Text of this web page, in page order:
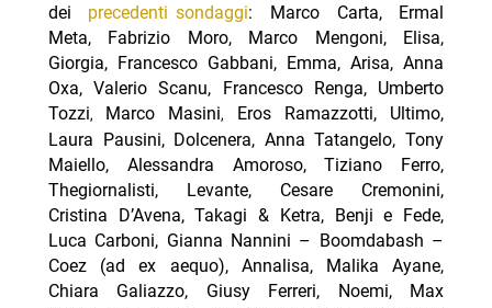
dei precedenti sondaggi: Marco Carta, Ermal
Meta, Fabrizio Moro, Marco Mengoni, Elisa,
Giorgia, Francesco Gabbani, Emma, Arisa, Anna
Oxa, Valerio Scanu, Francesco Renga, Umberto
Tozzi, Marco Masini,
Eros Ramazzotti, Ultimo,
Laura Pausini, Dolcenera, Anna Tatangelo, Tony
Maiello, Alessandra Amoroso, Tiziano Ferro,
Thegiornalisti, Levante, Cesare Cremonini,
Cristina D’Avena, Takagi & Ketra, Benji e Fede,
Luca Carboni, Gianna Nannini – Boomdabash –
Coez (ad ex aequo), Annalisa, Malika Ayane,
Chiara Galiazzo, Giusy Ferreri, Noemi, Max